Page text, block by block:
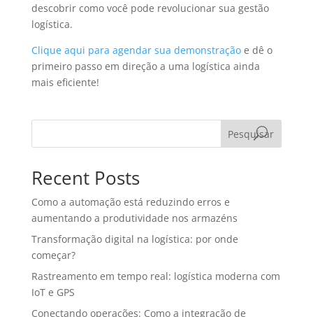
descobrir como você pode revolucionar sua gestão
logística.
Clique aqui para agendar sua demonstraçãoe dê o
primeiro passo em direção a uma logística ainda
mais eficiente!
Pesquisar
Recent Posts
Como a automação está reduzindo erros e
aumentando a produtividade nos armazéns
Transformação digital na logística: por onde
começar?
Rastreamento em tempo real: logística moderna com
IoT e GPS
Conectando operações: Como a integração de